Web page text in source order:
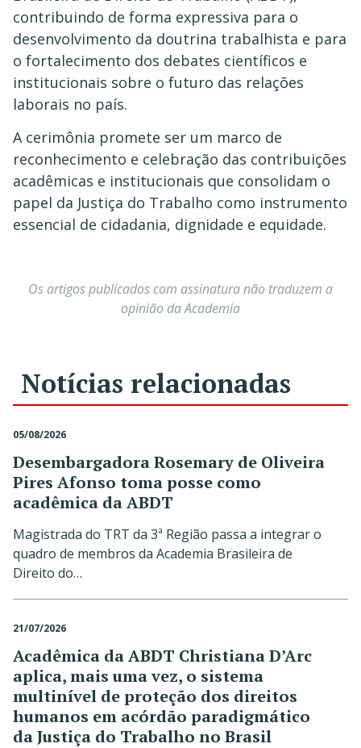
contribuindo de forma expressiva para o
desenvolvimento da doutrina trabalhista e para
o fortalecimento dos debates científicos e
institucionais sobre o futuro das relações
laborais no país.
A cerimônia promete ser um marco de
reconhecimento e celebração das contribuições
acadêmicas e institucionais que consolidam o
papel da Justiça do Trabalho como instrumento
essencial de cidadania, dignidade e equidade.
Os artigos publicados com assinatura não traduzem a
opinião da Academia
Notícias relacionadas
05/08/2026
Desembargadora Rosemary de Oliveira
Pires Afonso toma posse como
acadêmica da ABDT
Magistrada do TRT da 3ª Região passa a integrar o
quadro de membros da Academia Brasileira de
Direito do…
21/07/2026
Acadêmica da ABDT Christiana D’Arc
aplica, mais uma vez, o sistema
multinível de proteção dos direitos
humanos em acórdão paradigmático
da Justiça do Trabalho no Brasil